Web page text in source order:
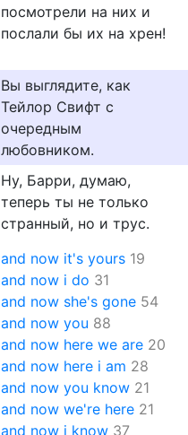
посмотрели на них и
послали бы их на хрен!
Вы выглядите, как
Тейлор Свифт с
очередным
любовником.
Ну, Барри, думаю,
теперь ты не только
странный, но и трус.
and now it's yours 19
and now i do 31
and now she's gone 54
and now you 88
and now here we are 20
and now here i am 28
and now you know 21
and now we're here 21
and now i know 37